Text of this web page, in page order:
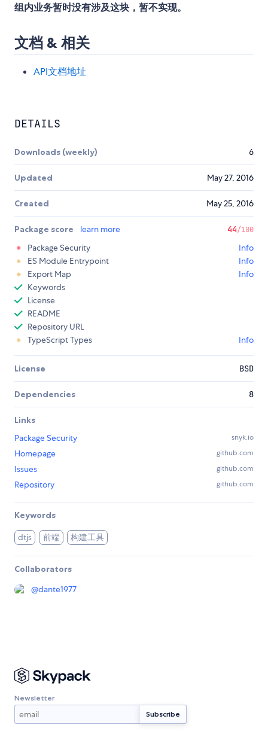
组内业务暂时没有涉及这块，暂不实现。
文档 & 相关
API文档地址
DETAILS
Downloads (weekly) 6
Updated May 27, 2016
Created May 25, 2016
Package score learn more 44/100
Package Security
Info
ES Module Entrypoint
Info
Export Map
Info
Keywords
License
README
Repository URL
TypeScript Types
Info
License BSD
Dependencies 8
Links
Package Security
snyk.io
Homepage github.com
Issues github.com
Repository github.com
Keywords
dtjs 前端 构建工具
Collaborators
@dante1977
Newsletter